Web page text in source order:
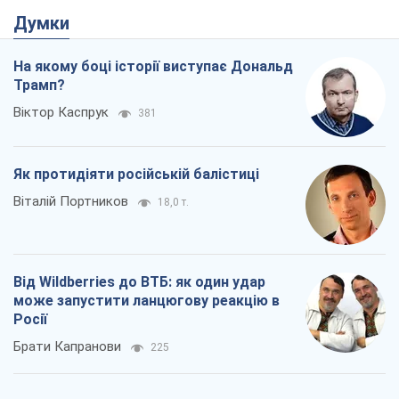
Думки
На якому боці історії виступає Дональд
Трамп?
Віктор Каспрук 381
Як протидіяти російській балістиці
Віталій Портников 18,0 т.
Від Wildberries до ВТБ: як один удар
може запустити ланцюгову реакцію в
Росії
Брати Капранови 225